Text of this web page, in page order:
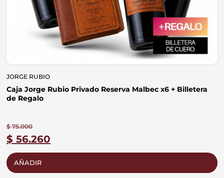
JORGE RUBIO
Caja Jorge Rubio Privado Reserva Malbec x6 + Billetera
de Regalo
$75.000
$ 56.260
AÑADIR